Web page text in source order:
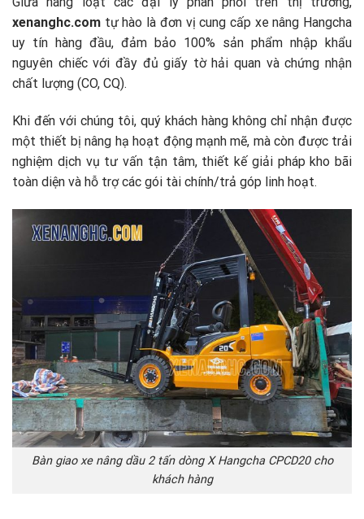
xenanghc.com tự hào là đơn vị cung cấp xe nâng Hangcha
uy tín hàng đầu, đảm bảo 100% sản phẩm nhập khẩu
nguyên chiếc với đầy đủ giấy tờ hải quan và chứng nhận
chất lượng (CO, CQ).
Khi đến với chúng tôi, quý khách hàng không chỉ nhận được
một thiết bị nâng hạ hoạt động mạnh mẽ, mà còn được trải
nghiệm dịch vụ tư vấn tận tâm, thiết kế giải pháp kho bãi
toàn diện và hỗ trợ các gói tài chính/trả góp linh hoạt.
Bàn giao xe nâng dầu 2 tấn dòng X Hangcha CPCD20 cho
khách hàng